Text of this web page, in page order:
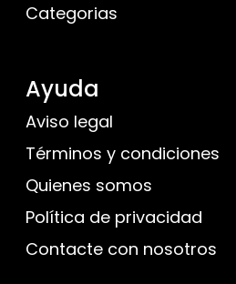
Categorias
Ayuda
Aviso legal
Términos y condiciones
Quienes somos
Política de privacidad
Contacte con nosotros